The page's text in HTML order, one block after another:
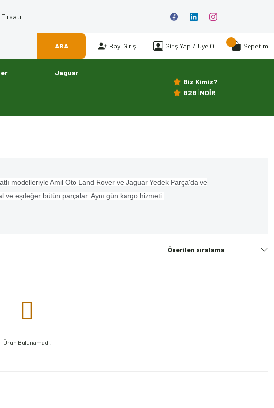
Fırsatı
ARA Bayi Girişi Giriş Yap / Üye Ol Sepetim
Jaguar
Biz Kimiz?
B2B İNDİR
modelleriyle Amil Oto Land Rover ve Jaguar Yedek Parça'da ve
ve eşdeğer bütün parçalar. Aynı gün kargo hizmeti.
Ürün Bulunamadı.